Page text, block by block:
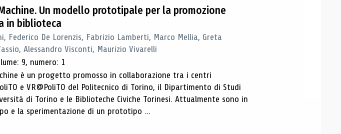
Un modello prototipale per la promozione
in biblioteca
Federico De Lorenzis, Fabrizio Lamberti, Marco Mellia, Greta
Alessandro Visconti, Maurizio Vivarelli
9, numero: 1
è un progetto promosso in collaborazione tra i centri
e VR@PoliTO del Politecnico di Torino, il Dipartimento di Studi
di Torino e le Biblioteche Civiche Torinesi. Attualmente sono in
e la sperimentazione di un prototipo ...